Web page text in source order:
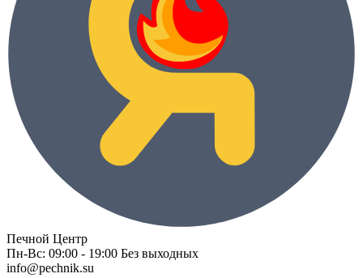
Печной Центр
Пн-Вс: 09:00 - 19:00 Без выходных
info@pechnik.su